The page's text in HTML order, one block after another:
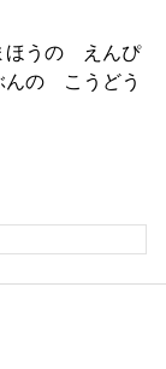
ほうの えんぴ
んの こうどう